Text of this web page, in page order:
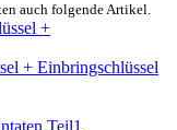
auch folgende Artikel.
+ Einbringschlüssel